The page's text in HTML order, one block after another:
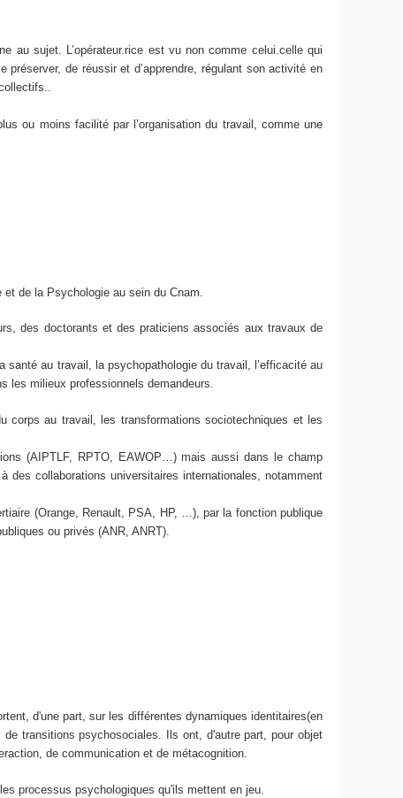
au sujet. L’opérateur.rice est vu non comme celui.celle qui
de réussir et d’apprendre, régulant son activité en
ou moins facilité par l’organisation du travail, comme une
de la Psychologie au sein du Cnam.
des doctorants et des praticiens associés aux travaux de
au travail, la psychopathologie du travail, l’efficacité au
les milieux professionnels demandeurs.
corps au travail, les transformations sociotechniques et les
(AIPTLF, RPTO, EAWOP…) mais aussi dans le champ
collaborations universitaires internationales, notamment
(Orange, Renault, PSA, HP, …), par la fonction publique
ou privés (ANR, ANRT).
d'une part, sur les différentes dynamiques identitaires(en
transitions psychosociales. Ils ont, d'autre part, pour objet
de communication et de métacognition.
processus psychologiques qu'ils mettent en jeu.